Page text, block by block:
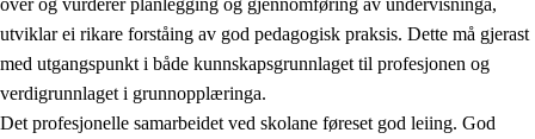
over og vurderer planlegging og gjennomføring av undervisninga,
utviklar ei rikare forståing av god pedagogisk praksis. Dette må gjerast
med utgangspunkt i både kunnskapsgrunnlaget til profesjonen og
verdigrunnlaget i grunnopplæringa.
Det profesjonelle samarbeidet ved skolane føreset god leiing. God